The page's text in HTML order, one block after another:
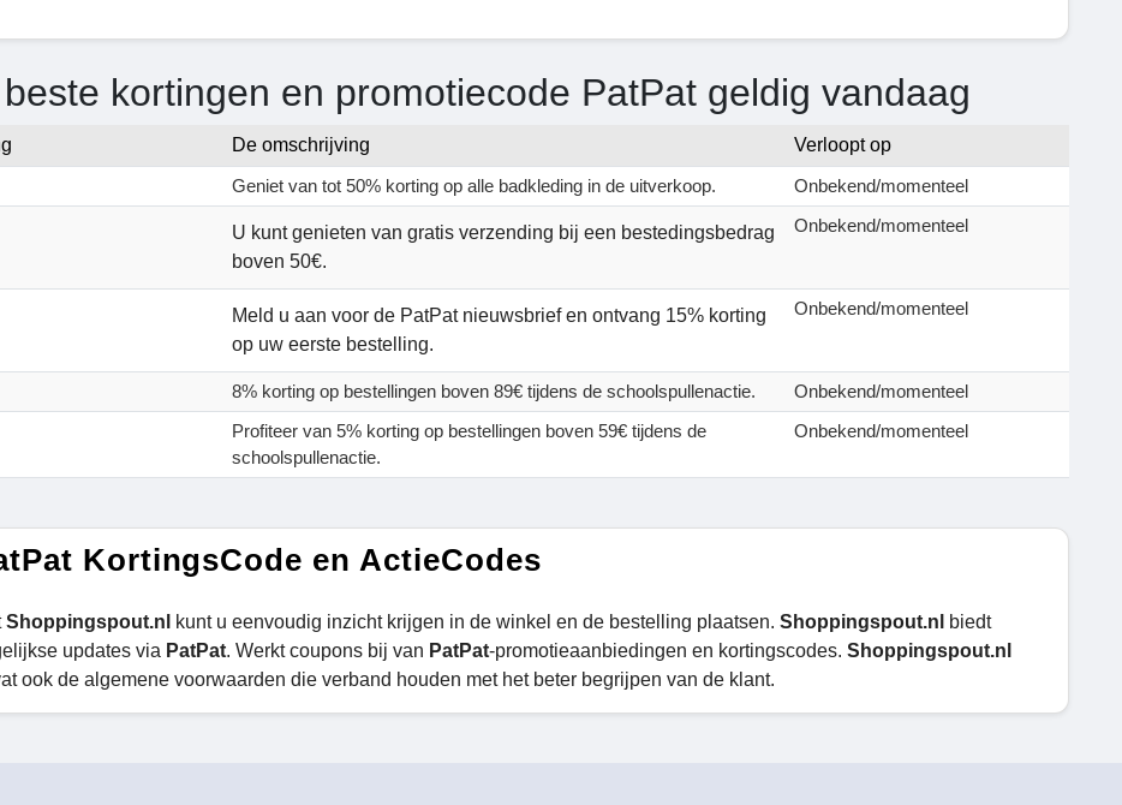
kortingen en promotiecode PatPat geldig vandaag
De omschrijving
Verloopt op
Geniet van tot 50% korting op alle badkleding in de uitverkoop.
Onbekend/momenteel
U kunt genieten van gratis verzending bij een bestedingsbedrag
boven 50€.
Onbekend/momenteel
Meld u aan voor de PatPat nieuwsbrief en ontvang 15% korting
op uw eerste bestelling.
Onbekend/momenteel
8% korting op bestellingen boven 89€ tijdens de schoolspullenactie.
Onbekend/momenteel
Profiteer van 5% korting op bestellingen boven 59€ tijdens de
schoolspullenactie.
Onbekend/momenteel
KortingsCode en ActieCodes
Shoppingspout.nl kunt u eenvoudig inzicht krijgen in de winkel en de bestelling plaatsen. Shoppingspout.nl
biedt
updates via PatPat. Werkt coupons bij van PatPat-promotieaanbiedingen en kortingscodes. Shoppingspout.nl
ook de algemene voorwaarden die verband houden met het beter begrijpen van de klant.